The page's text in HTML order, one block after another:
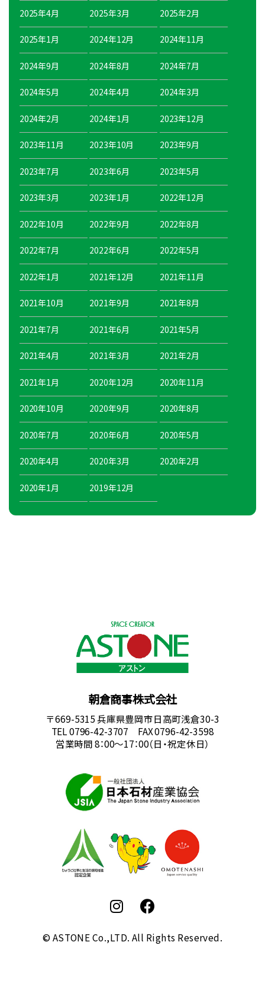
2025年4月 2025年3月 2025年2月
2025年1月 2024年12月 2024年11月
2024年9月 2024年8月 2024年7月
2024年5月 2024年4月 2024年3月
2024年2月 2024年1月 2023年12月
2023年11月 2023年10月 2023年9月
2023年7月 2023年6月 2023年5月
2023年3月 2023年1月 2022年12月
2022年10月 2022年9月 2022年8月
2022年7月 2022年6月 2022年5月
2022年1月 2021年12月 2021年11月
2021年10月 2021年9月 2021年8月
2021年7月 2021年6月 2021年5月
2021年4月 2021年3月 2021年2月
2021年1月 2020年12月 2020年11月
2020年10月 2020年9月 2020年8月
2020年7月 2020年6月 2020年5月
2020年4月 2020年3月 2020年2月
2020年1月 2019年12月
朝倉商事株式会社
〒669-5315 兵庫県豊岡市日高町浅倉30-3
TEL 0796-42-3707 FAX 0796-42-3598
営業時間 8：00～17：00（日・祝定休日）
© ASTONE Co.,LTD. All Rights Reserved.